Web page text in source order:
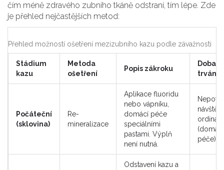
čím méně zdravého zubního tkáně odstraní, tím lépe. Zde
je přehled nejčastějších metod:
Přehled možností ošetření mezizubního kazu podle závažnosti
Stádium
kazu
Metoda
ošetření
Popis zákroku
Doba
trvání
Počáteční
(sklovina)
Re-
mineralizace
Aplikace fluoridu
nebo vápníku,
domácí péče
speciálními
pastami. Výplň
není nutná.
(domácí
péče)
Odstavení kazu a